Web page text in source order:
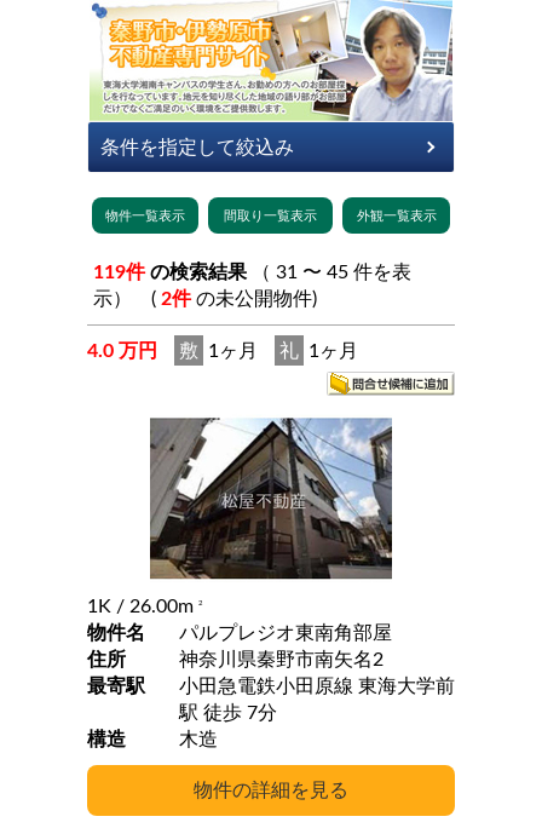
119件 の検索結果
示） ( 2件 の未公開物件)
4.0 万円 敷 1ヶ月 礼 1ヶ月
1K / 26.00m 2
物件名
パルプレジオ東南角部屋
住所
神奈川県秦野市南矢名2
最寄駅
小田急電鉄小田原線 東海大学前
駅 徒歩 7分
構造
木造